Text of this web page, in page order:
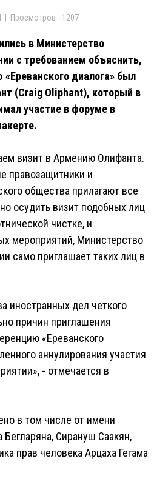
| Просмотров - 1207
в Министерство
с требованием объяснить,
диалога» был
(Craig Oliphant), который в
участие в форуме в
визит в Армению Олифанта.
правозащитники и
общества прилагают все
осудить визит подобных лиц
чистке, и
мероприятий, Министерство
само приглашает таких лиц в
иностранных дел четкого
причин приглашения
«Ереванского
аннулирования участия
- отмечается в
в том числе от имени
Бегларяна, Сирануш Саакян,
прав человека Арцаха Гегама